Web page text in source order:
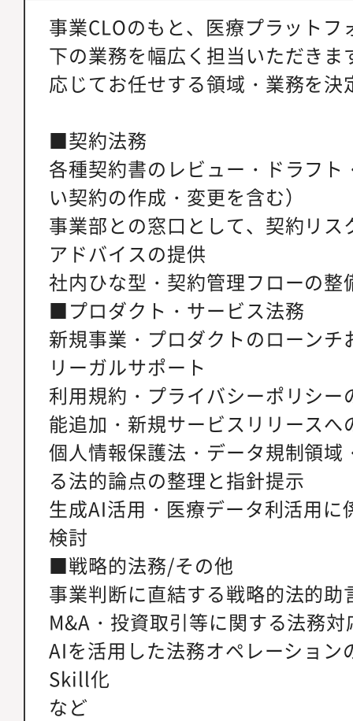
事業CLOのもと、医療プラット
下の業務を幅広く担当いただき
応じてお任せする領域・業務を決
■契約法務
各種契約書のレビュー・ドラフ
い契約の作成・変更を含む）
事業部との窓口として、契約リ
アドバイスの提供
社内ひな型・契約管理フローの整
■プロダクト・サービス法務
新規事業・プロダクトのローン
リーガルサポート
利用規約・プライバシーポリシ
能追加・新規サービスリリースへ
個人情報保護法・データ規制領
る法的論点の整理と指針提示
生成AI活用・医療データ利活用に
検討
■戦略的法務/その他
事業判断に直結する戦略的法的助
M&A・投資取引等に関する法務対
AIを活用した法務オペレーション
Skill化
など